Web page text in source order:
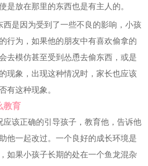
是放在那里的东西也是有主人的。
西是因为受到了一些不良的影响，小孩
行为，如果他的朋友中有喜欢偷拿的
去模仿甚至受到怂恿去偷东西，或是
现象，出现这种情况时，家长也应该
有这种现象。
教育
应该正确的引导孩子，教育他，告诉他
他一起改过。一个良好的成长环境是
如果小孩子长期的处在一个鱼龙混杂